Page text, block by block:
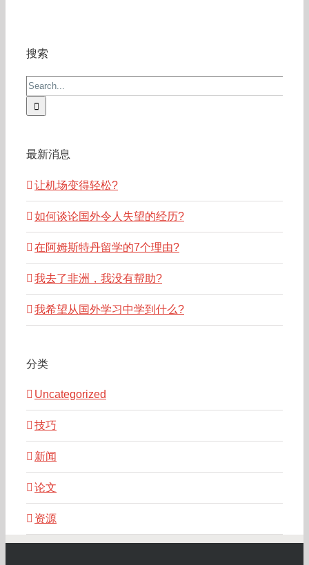
搜索
Search
for:
最新消息
让机场变得轻松?
如何谈论国外令人失望的经历?
在阿姆斯特丹留学的7个理由?
我去了非洲，我没有帮助?
我希望从国外学习中学到什么?
分类
Uncategorized
技巧
新闻
论文
资源